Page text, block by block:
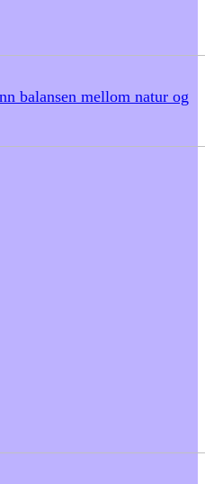
balansen mellom natur og